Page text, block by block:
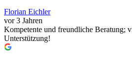
Florian Eichler
vor 3 Jahren
Kompetente und freundliche Beratung;
Unterstützung!